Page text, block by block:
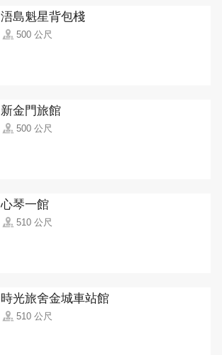
浯島魁星背包棧
500 公尺
新金門旅館
500 公尺
心琴一館
510 公尺
時光旅舍金城車站館
510 公尺